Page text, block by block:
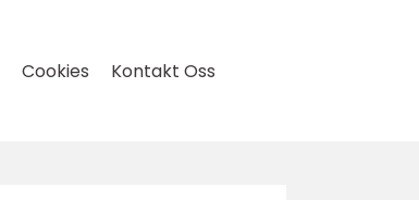
Cookies Kontakt Oss